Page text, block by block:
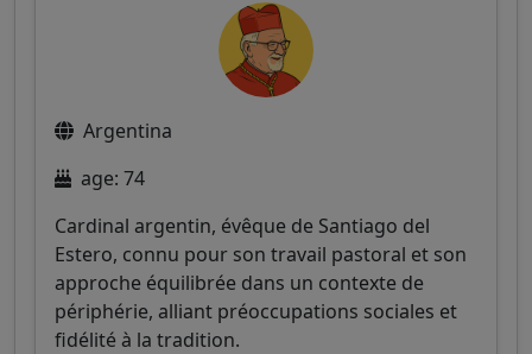
Argentina
age: 74
Cardinal argentin, évêque de Santiago del
Estero, connu pour son travail pastoral et son
approche équilibrée dans un contexte de
périphérie, alliant préoccupations sociales et
fidélité à la tradition.